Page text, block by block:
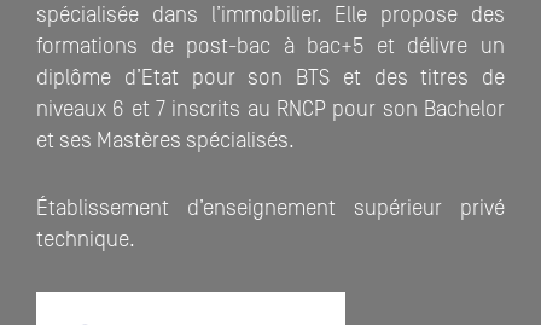
spécialisée dans l’immobilier. Elle propose des
formations de post-bac à bac+5 et délivre un
diplôme d’Etat pour son BTS et des titres de
niveaux 6 et 7 inscrits au RNCP pour son Bachelor
et ses Mastères spécialisés.
Établissement d’enseignement supérieur privé
technique.